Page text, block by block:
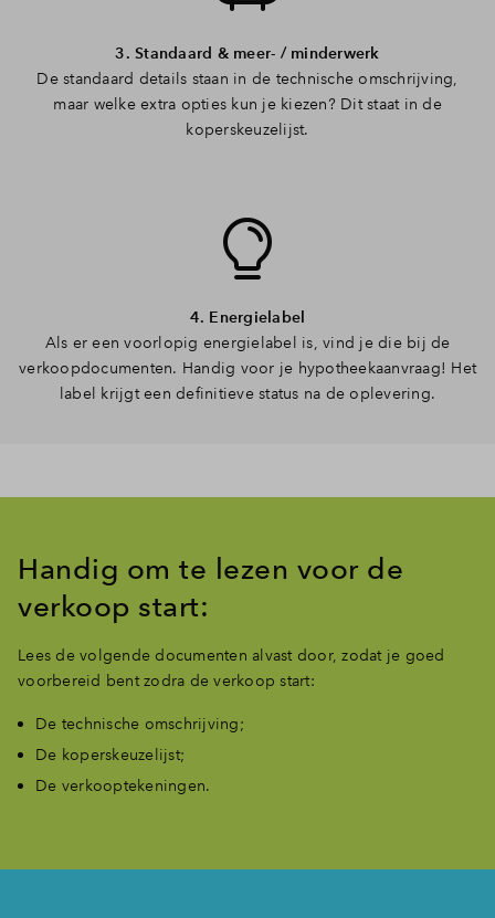
3. Standaard & meer- / minderwerk
De standaard details staan in de technische omschrijving,
maar welke extra opties kun je kiezen? Dit staat in de
koperskeuzelijst.
4. Energielabel
Als er een voorlopig energielabel is, vind je die bij de
verkoopdocumenten. Handig voor je hypotheekaanvraag! Het
label krijgt een definitieve status na de oplevering.
Handig om te lezen voor de
verkoop start:
Lees de volgende documenten alvast door, zodat je goed
voorbereid bent zodra de verkoop start:
De technische omschrijving;
De koperskeuzelijst;
De verkooptekeningen.